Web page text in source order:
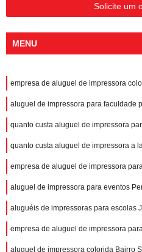
Solicite um
MENU
empresa de aluguel de impressora
aluguel de impressora para faculdade
quanto custa aluguel de impressora
quanto custa aluguel de impressora a
empresa de aluguel de impressora
aluguel de impressora para eventos
aluguéis de impressoras para escolas
empresa de aluguel de impressora
aluguel de impressora colorida Bairro